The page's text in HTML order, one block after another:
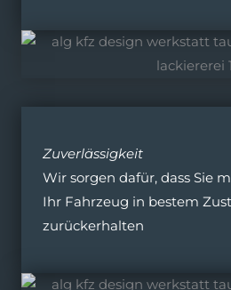
Zuverlässigkeit
Wir sorgen dafür, dass Sie
Ihr Fahrzeug in bestem
zurückerhalten